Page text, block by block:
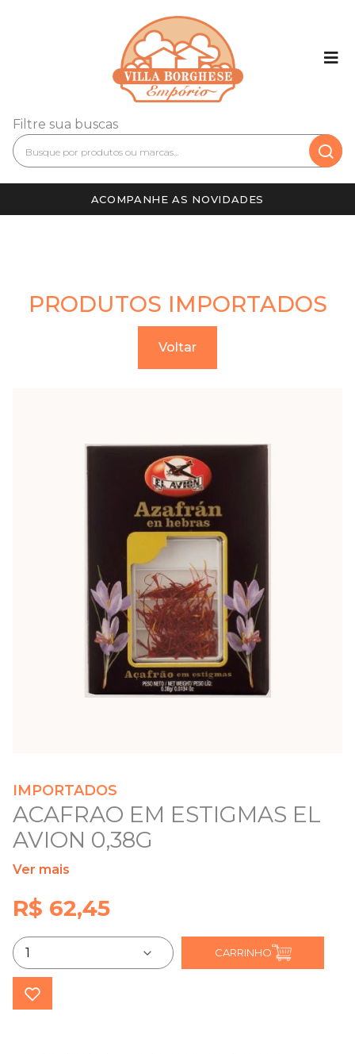
Filtre sua buscas
ACOMPANHE AS NOVIDADES
PRODUTOS IMPORTADOS
Voltar
IMPORTADOS
ACAFRAO EM ESTIGMAS EL
AVION 0,38G
Ver mais
R$ 62,45
CARRINHO